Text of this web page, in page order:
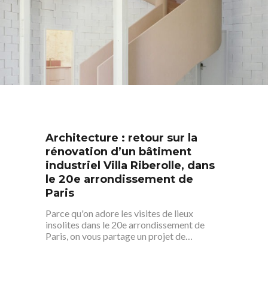
Architecture : retour sur la
rénovation d’un bâtiment
industriel Villa Riberolle, dans
le 20e arrondissement de
Paris
Parce qu'on adore les visites de lieux
insolites dans le 20e arrondissement de
Paris, on vous partage un projet de…